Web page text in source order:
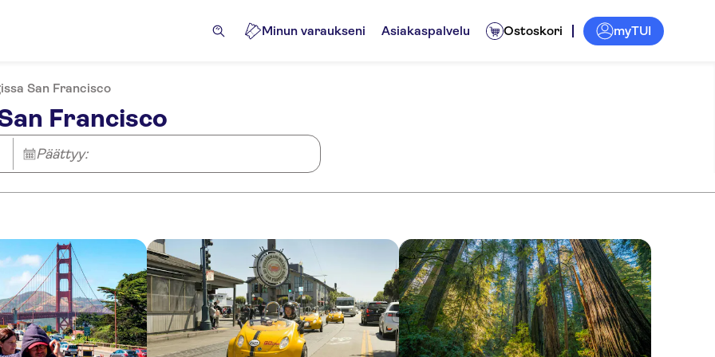
Fee
Minun varaukseni Asiakaspalvelu Ostoskori myTUI
San Francisco
Francisco
Päättyy: